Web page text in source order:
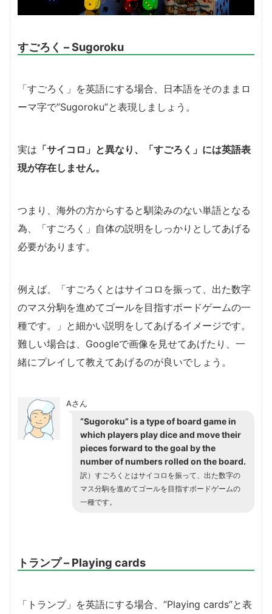
すごろく – Sugoroku
「すごろく」を英語にする場合、日本語をそのままロ
ーマ字で”Sugoroku”と表現しましょう。
実は 「サイコロ」と異なり、「すごろく」には英語表
現が存在しません。
つまり、海外の方からすると馴染みのない単語となる
為、「すごろく」自体の説明をしっかりとしてあげる
必要があります。
例えば、「すごろくとはサイコロを振って、出た数字
のマス分駒を進めてゴールを目指すボードゲームの一
種です。」と細かい説明をしてあげるイメージです。
難しい場合は、Googleで画像を見せてあげたり、一
緒にプレイして教えてあげるのが良いでしょう。
Aさん
“Sugoroku” is a type of board game in
which players play dice and move their
pieces forward to the goal by the
number of numbers rolled on the board.
訳）すごろくとはサイコロを振って、出た数字の
マス分駒を進めてゴールを目指すボードゲームの
一種です。
トランプ – Playing cards
「トランプ」を英語にする場合、”Playing cards”と表